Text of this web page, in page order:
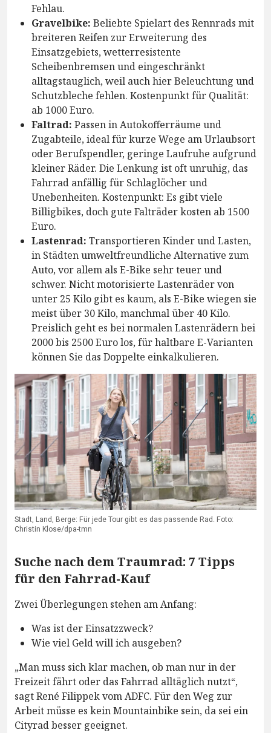
Fehlau.
Gravelbike: Beliebte Spielart des Rennrads mit
breiteren Reifen zur Erweiterung des
Einsatzgebiets, wetterresistente
Scheibenbremsen und eingeschränkt
alltagstauglich, weil auch hier Beleuchtung und
Schutzbleche fehlen. Kostenpunkt für Qualität:
ab 1000 Euro.
Faltrad: Passen in Autokofferräume und
Zugabteile, ideal für kurze Wege am Urlaubsort
oder Berufspendler, geringe Laufruhe aufgrund
kleiner Räder. Die Lenkung ist oft unruhig, das
Fahrrad anfällig für Schlaglöcher und
Unebenheiten. Kostenpunkt: Es gibt viele
Billigbikes, doch gute Falträder kosten ab 1500
Euro.
Lastenrad: Transportieren Kinder und Lasten,
in Städten umweltfreundliche Alternative zum
Auto, vor allem als E-Bike sehr teuer und
schwer. Nicht motorisierte Lastenräder von
unter 25 Kilo gibt es kaum, als E-Bike wiegen sie
meist über 30 Kilo, manchmal über 40 Kilo.
Preislich geht es bei normalen Lastenrädern bei
2000 bis 2500 Euro los, für haltbare E-Varianten
können Sie das Doppelte einkalkulieren.
Stadt, Land, Berge: Für jede Tour gibt es das passende Rad. Foto:
Christin Klose/dpa-tmn
Suche nach dem Traumrad: 7 Tipps
für den Fahrrad-Kauf
Zwei Überlegungen stehen am Anfang:
Was ist der Einsatzzweck?
Wie viel Geld will ich ausgeben?
„Man muss sich klar machen, ob man nur in der
Freizeit fährt oder das Fahrrad alltäglich nutzt“,
sagt René Filippek vom ADFC. Für den Weg zur
Arbeit müsse es kein Mountainbike sein, da sei ein
Cityrad besser geeignet.